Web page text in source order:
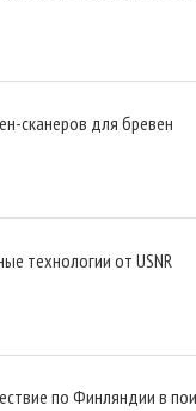
сканеров для бревен
технологии от USNR
по Финляндии в